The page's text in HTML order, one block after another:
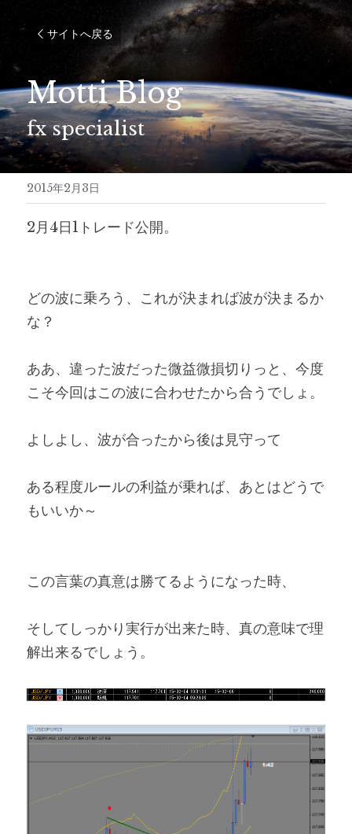
サイトへ戻る
Motti Blog
fx specialist
2015年2月3日
2月4日1トレード公開。
どの波に乗ろう、これが決まれば波が決まるか
な？
ああ、違った波だった微益微損切りっと、今度
こそ今回はこの波に合わせたから合うでしょ。
よしよし、波が合ったから後は見守って
ある程度ルールの利益が乗れば、あとはどうで
もいいか～
この言葉の真意は勝てるようになった時、
そしてしっかり実行が出来た時、真の意味で理
解出来るでしょう。